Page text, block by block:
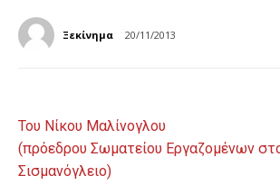
Ξεκίνημα 20/11/2013
Του Νίκου Μαλίνογλου
(πρόεδρου Σωματείου Εργαζομένων
Σισμανόγλειο)